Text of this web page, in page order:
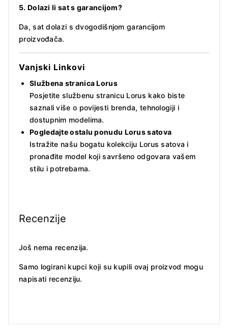
5. Dolazi li sat s garancijom?
Da, sat dolazi s dvogodišnjom garancijom
proizvođača.
Vanjski Linkovi
Službena stranica Lorus
Posjetite službenu stranicu Lorus kako biste
saznali više o povijesti brenda, tehnologiji i
dostupnim modelima.
Pogledajte ostalu ponudu Lorus satova
Istražite našu bogatu kolekciju Lorus satova i
pronađite model koji savršeno odgovara vašem
stilu i potrebama.
Recenzije
Još nema recenzija.
Samo logirani kupci koji su kupili ovaj proizvod mogu
napisati recenziju.